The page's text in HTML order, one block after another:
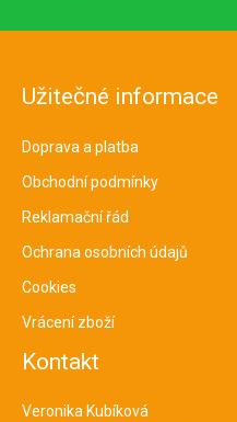
Užitečné informace
Doprava a platba
Obchodní podmínky
Reklamační řád
Ochrana osobních údajů
Cookies
Vrácení zboží
Kontakt
Veronika Kubíková